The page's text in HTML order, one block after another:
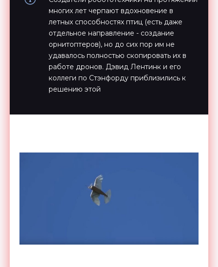
многих лет черпают вдохновение в
летных способностях птиц (есть даже
отдельное направление - создание
орнитоптеров), но до сих пор им не
удавалось полностью скопировать их в
работе дронов. Дэвид Лентинк и его
коллеги по Стэнфорду приблизились к
решению этой